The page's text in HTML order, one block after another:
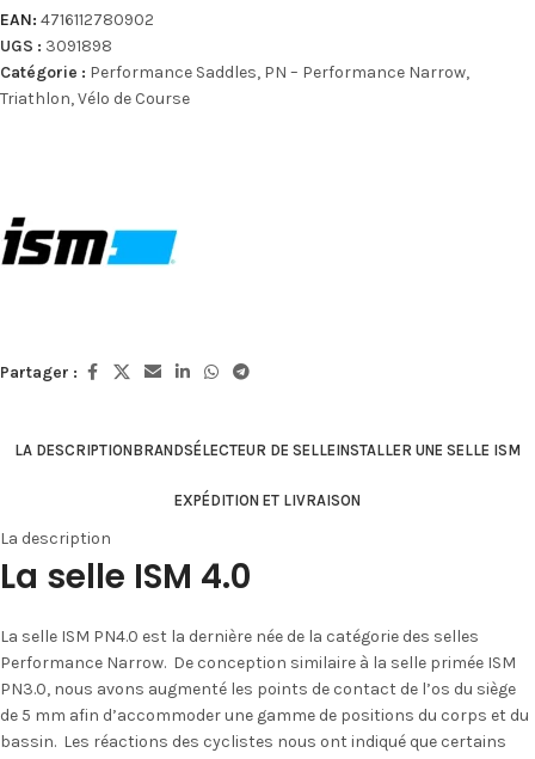
EAN: 4716112780902
UGS : 3091898
Catégorie : Performance Saddles, PN – Performance Narrow,
Triathlon,Vélo de Course
Partager :
LA DESCRIPTIONBRANDSÉLECTEUR DE SELLEINSTALLER UNE SELLE ISM
EXPÉDITION ET LIVRAISON
La description
La selle ISM 4.0
La selle ISM PN4.0 est la dernière née de la catégorie des selles
Performance Narrow. De conception similaire à la selle primée ISM
PN3.0, nous avons augmenté les points de contact de l’os du siège
de 5 mm afin d’accommoder une gamme de positions du corps et du
bassin. Les réactions des cyclistes nous ont indiqué que certains